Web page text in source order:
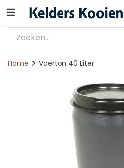
Home Voerton 40 Liter